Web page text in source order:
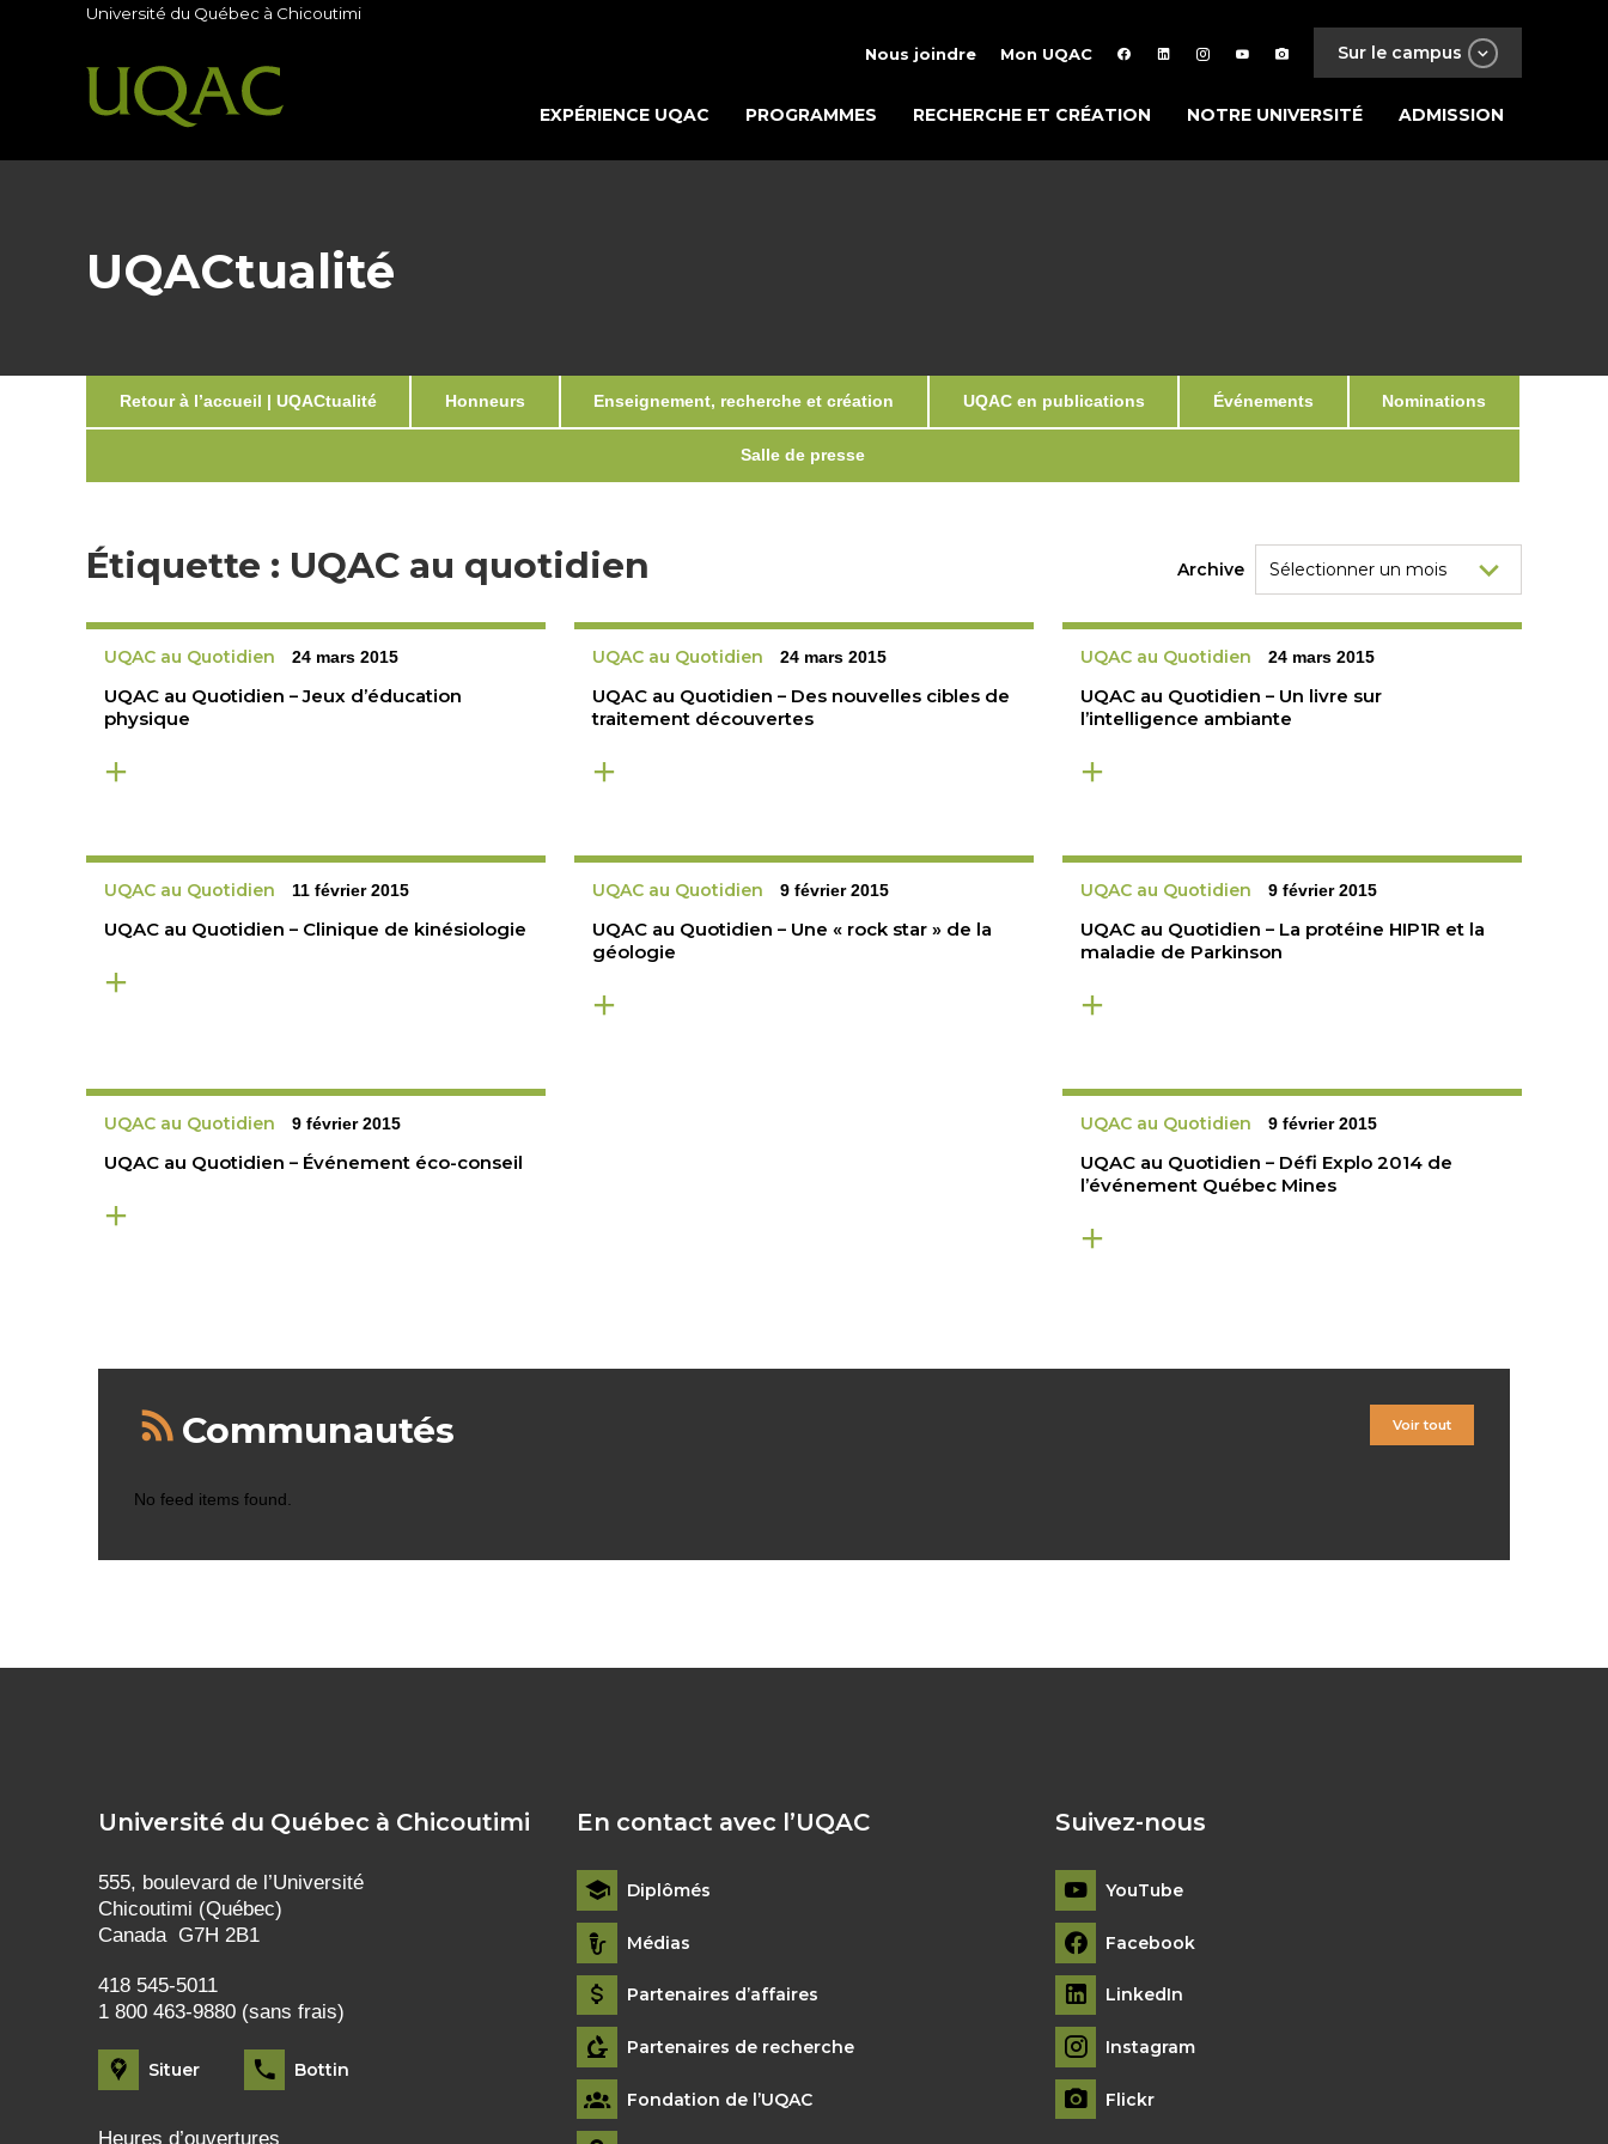
Université du Québec à Chicoutimi
Sur le campus
Nous joindre Mon UQAC
EXPÉRIENCE UQAC PROGRAMMES RECHERCHE ET CRÉATION NOTRE UNIVERSITÉ ADMISSION
UQACtualité
Retour à l’accueil | UQACtualité Honneurs Enseignement, recherche et création UQAC en publications Événements Nominations
Salle de presse
Étiquette : UQAC au quotidien Archive
UQAC au Quotidien 24 mars 2015
UQAC au Quotidien – Jeux d’éducation
physique
UQAC au Quotidien 24 mars 2015
UQAC au Quotidien – Des nouvelles cibles de
traitement découvertes
UQAC au Quotidien 24 mars 2015
UQAC au Quotidien – Un livre sur
l’intelligence ambiante
UQAC au Quotidien 11 février 2015
UQAC au Quotidien – Clinique de kinésiologie
UQAC au Quotidien 9 février 2015
UQAC au Quotidien – Une « rock star » de la
géologie
UQAC au Quotidien 9 février 2015
UQAC au Quotidien – La protéine HIP1R et la
maladie de Parkinson
UQAC au Quotidien 9 février 2015
UQAC au Quotidien – Événement éco-conseil
UQAC au Quotidien 9 février 2015
UQAC au Quotidien – Défi Explo 2014 de
l’événement Québec Mines
Communautés Voir tout
No feed items found.
Université du Québec à Chicoutimi
555, boulevard de l’Université
Chicoutimi (Québec)
Canada G7H 2B1
418 545-5011
1 800 463-9880 (sans frais)
Situer Bottin
Heures d’ouvertures
En contact avec l’UQAC
Diplômés
Médias
Partenaires d’affaires
Partenaires de recherche
Fondation de l’UQAC
Suivez-nous
YouTube
Facebook
LinkedIn
Instagram
Flickr